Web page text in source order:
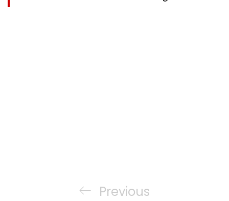
Previous
Previous